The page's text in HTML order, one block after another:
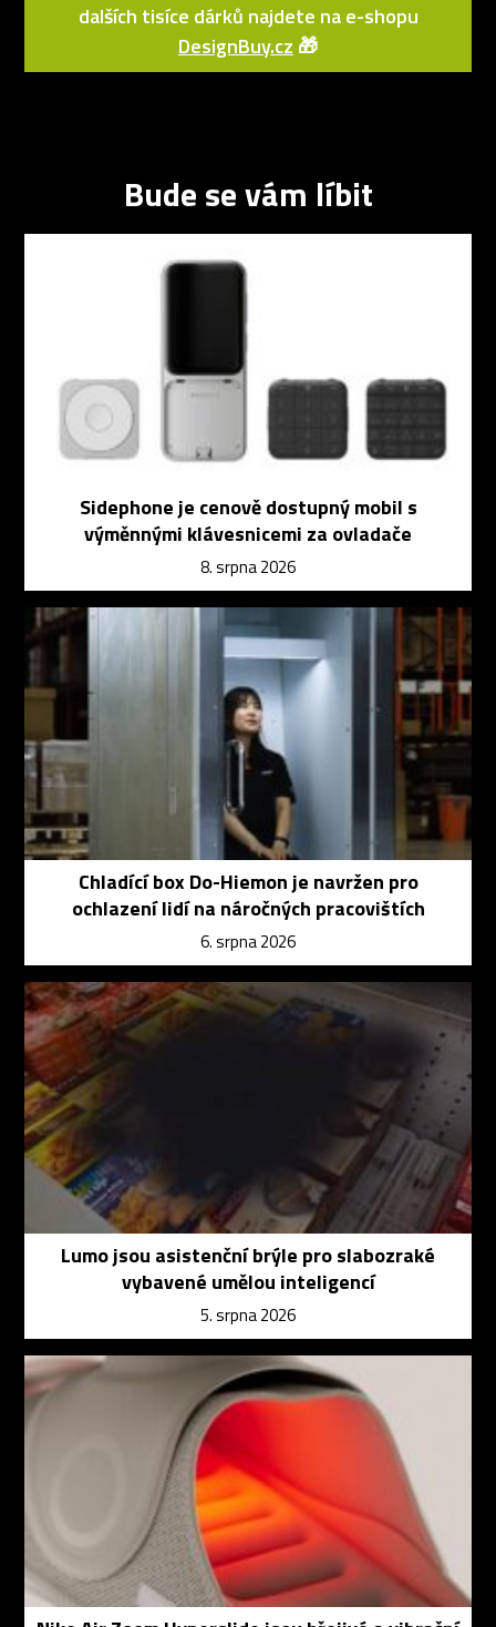
dalších tisíce dárků najdete na e-shopu
DesignBuy.cz 🎁
Bude se vám líbit
Sidephone je cenově dostupný mobil s
výměnnými klávesnicemi za ovladače
8. srpna 2026
Chladící box Do-Hiemon je navržen pro
ochlazení lidí na náročných pracovištích
6. srpna 2026
Lumo jsou asistenční brýle pro slabozraké
vybavené umělou inteligencí
5. srpna 2026